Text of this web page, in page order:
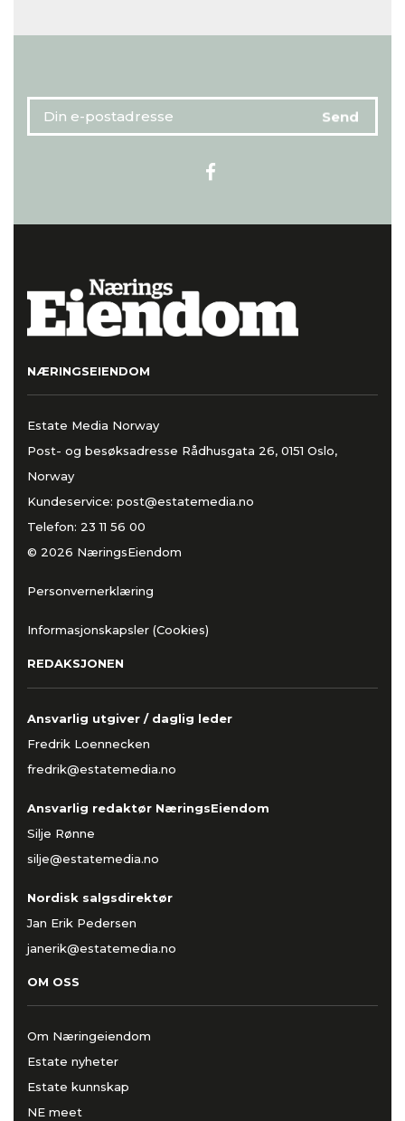
NÆRINGSEIENDOM
Estate Media Norway
Post- og besøksadresse Rådhusgata 26, 0151 Oslo,
Norway
Kundeservice: post@estatemedia.no
Telefon: 23 11 56 00
© 2026 NæringsEiendom
Personvernerklæring
Informasjonskapsler (Cookies)
REDAKSJONEN
Ansvarlig utgiver / daglig leder
Fredrik Loennecken
fredrik@estatemedia.no
Ansvarlig redaktør NæringsEiendom
Silje Rønne
silje@estatemedia.no
Nordisk salgsdirektør
Jan Erik Pedersen
janerik@estatemedia.no
OM OSS
Om Næringeiendom
Estate nyheter
Estate kunnskap
NE meet